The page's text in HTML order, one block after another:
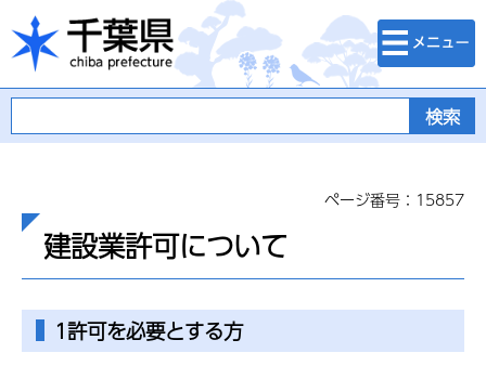
千葉県
検索・メニュ
ー
ページ番号：15857
建設業許可について
1許可を必要とする方